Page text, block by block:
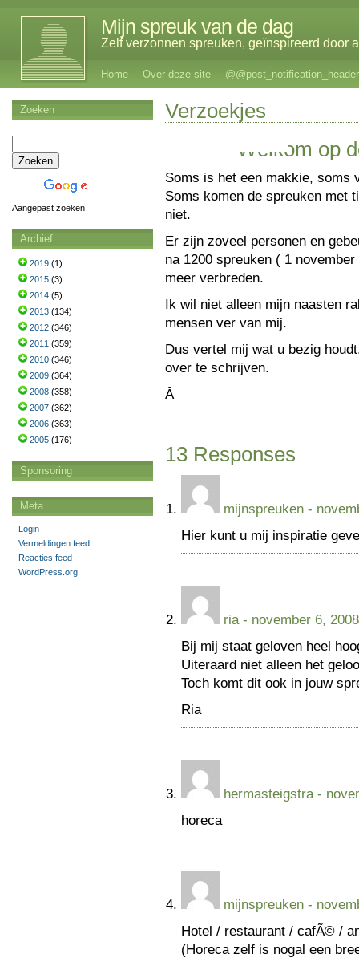
Mijn spreuk van de dag
Zelf verzonnen spreuken, geïnspireerd door
Home Over deze site @@post_notification_header
Verzoekjes
Welkom op
Soms is het een makkie, soms
Soms komen de spreuken met
niet.
Er zijn zoveel personen en
na 1200 spreuken ( 1
meer verbreden.
Ik wil niet alleen mijn naasten
mensen ver van mij.
Dus vertel mij wat u bezig
over te schrijven.
Â
13 Responses
mijnspreuken-
Hier kunt u mij inspiratie
ria- november 6, 2008
Bij mij staat geloven heel
Uiteraard niet alleen het
Toch komt dit ook in jouw
Ria
hermasteigstra-
horeca
mijnspreuken-
Hotel / restaurant / cafÃ© /
(Horeca zelf is nogal een
Zoeken
Aangepast zoeken
Archief
2019 (1)
2015 (3)
2014 (5)
2013 (134)
2012 (346)
2011 (359)
2010 (346)
2009 (364)
2008 (358)
2007 (362)
2006 (363)
2005 (176)
Sponsoring
Meta
Login
Vermeldingen feed
Reacties feed
WordPress.org